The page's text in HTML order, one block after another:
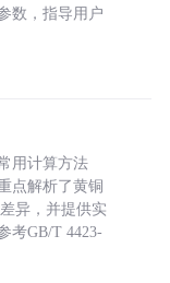
数，指导用户
用计算方法
点解析了黄铜
异，并提供实
考GB/T 4423-